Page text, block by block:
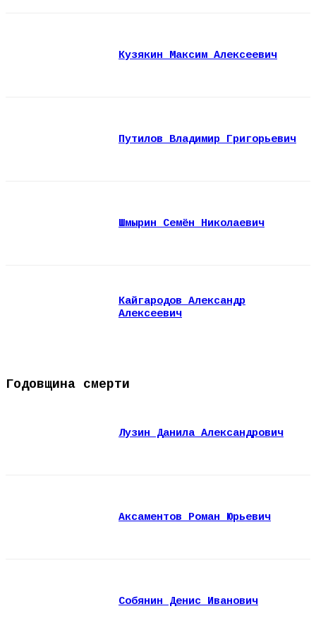
Кузякин Максим Алексеевич
Путилов Владимир Григорьевич
Шмырин Семён Николаевич
Кайгародов Александр
Алексеевич
Годовщина смерти
Лузин Данила Александрович
Аксаментов Роман Юрьевич
Собянин Денис Иванович